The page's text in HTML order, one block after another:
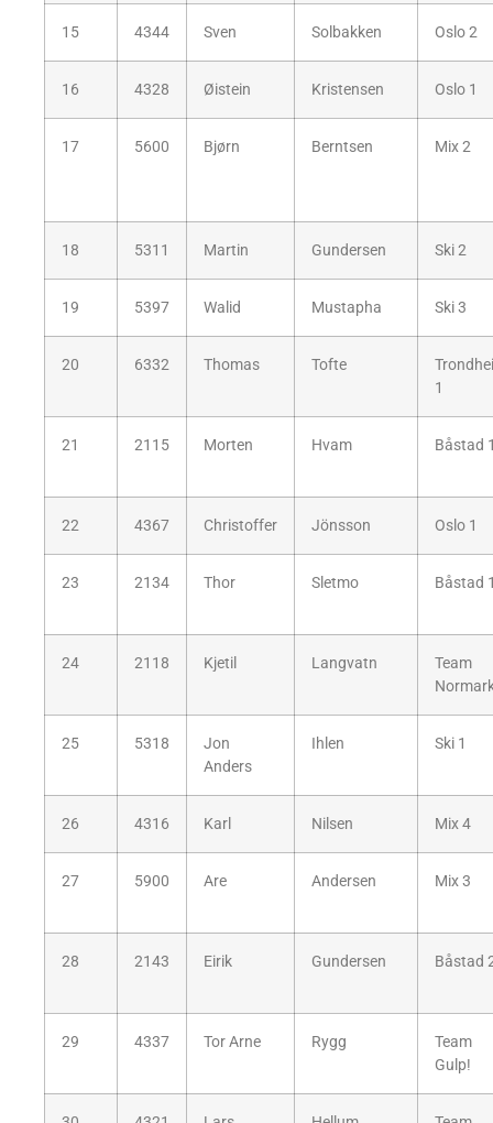
15 4344 Sven Solbakken Oslo 2
16 4328 Øistein Kristensen Oslo 1
17 5600 Bjørn Berntsen Mix 2
18 5311 Martin Gundersen Ski 2
19 5397 Walid Mustapha Ski 3
20 6332 Thomas Tofte
1
21 2115 Morten Hvam Båstad
22 4367 Christoffer Jönsson Oslo 1
23 2134 Thor Sletmo Båstad
24 2118 Kjetil Langvatn
Team
25 5318
Jon
Anders
Ihlen Ski 1
26 4316 Karl Nilsen Mix 4
27 5900 Are Andersen Mix 3
28 2143 Eirik Gundersen Båstad
29 4337 Tor Arne Rygg
Team
Gulp!